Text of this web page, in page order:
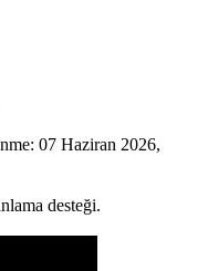
: 07 Haziran 2026,
desteği.